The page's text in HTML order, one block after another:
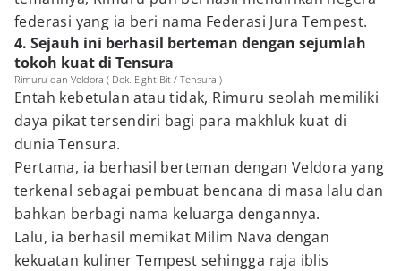
federasi yang ia beri nama Federasi Jura Tempest.
4. Sejauh ini berhasil berteman dengan sejumlah
tokoh kuat di Tensura
Rimuru dan Veldora ( Dok. Eight Bit / Tensura )
Entah kebetulan atau tidak, Rimuru seolah memiliki
daya pikat tersendiri bagi para makhluk kuat di
dunia Tensura.
Pertama, ia berhasil berteman dengan Veldora yang
terkenal sebagai pembuat bencana di masa lalu dan
bahkan berbagi nama keluarga dengannya.
Lalu, ia berhasil memikat Milim Nava dengan
kekuatan kuliner Tempest sehingga raja iblis